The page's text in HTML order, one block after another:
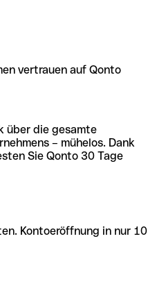
vertrauen auf Qonto
über die gesamte
– mühelos. Dank
Sie Qonto 30 Tage
Kontoeröffnung in nur 10